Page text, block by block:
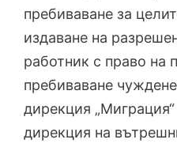
пребиваване за
издаване на
работник с право на
пребиваване
дирекция
дирекция на